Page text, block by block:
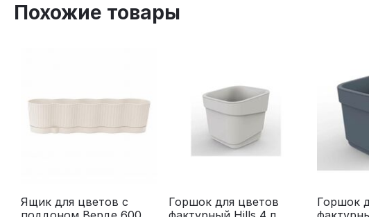
Похожие товары
Ящик для цветов c
Горшок для цветов
Горшок